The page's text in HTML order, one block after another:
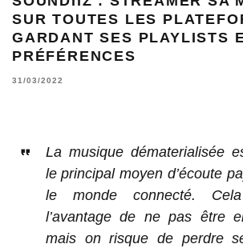
SUR TOUTES LES
GARDANT SES PLAYLISTS
PRÉFÉRENCES
31/03/2022
La musique dématerialisée
le principal moyen d’écoute
le monde connecté.
l’avantage de ne pas être
mais on risque de perdre